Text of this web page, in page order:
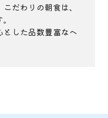
だわりの朝食は、
した品数豊富なヘ